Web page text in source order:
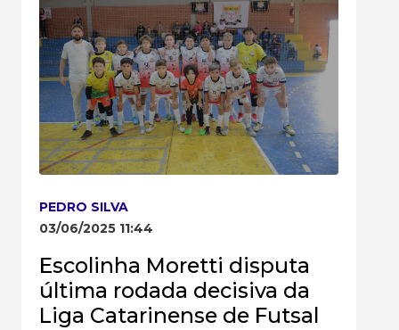
PEDRO SILVA
03/06/2025 11:44
Escolinha Moretti disputa
última rodada decisiva da
Liga Catarinense de Futsal